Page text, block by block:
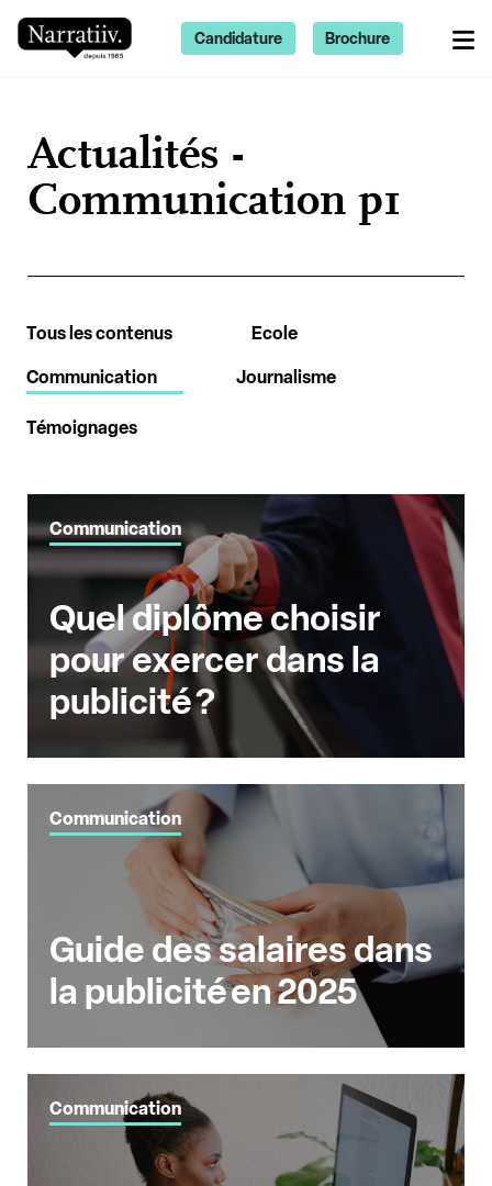
Actualités -
Communication p1
Tous les contenus Ecole
Communication Journalisme
Témoignages
Communication
Quel diplôme choisir
pour exercer dans la
publicité ?
Communication
Guide des salaires dans
la publicité en 2025
Communication
Candidature Brochure